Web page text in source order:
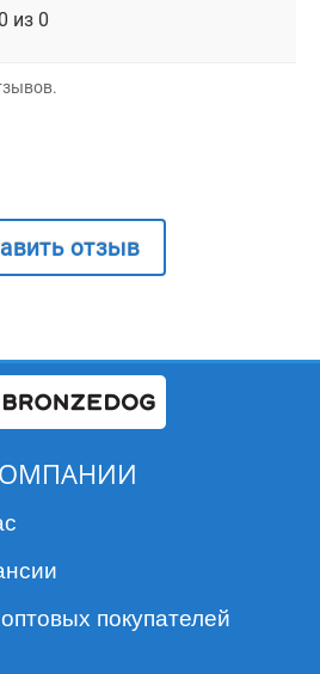
из 0
отзыв
покупателей